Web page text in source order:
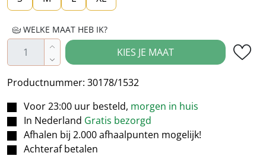
WELKE MAAT HEB IK?
Producthoeveelheid: Voer de gewenste
KIES JE MAAT
Productnummer: 30178/1532
Voor 23:00 uur besteld, morgen in huis
In Nederland Gratis bezorgd
Afhalen bij 2.000 afhaalpunten mogelijk!
Achteraf betalen